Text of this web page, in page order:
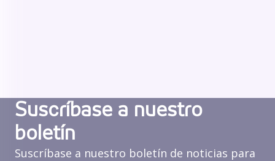
Suscríbase a nuestro
boletín
Suscríbase a nuestro boletín de noticias para